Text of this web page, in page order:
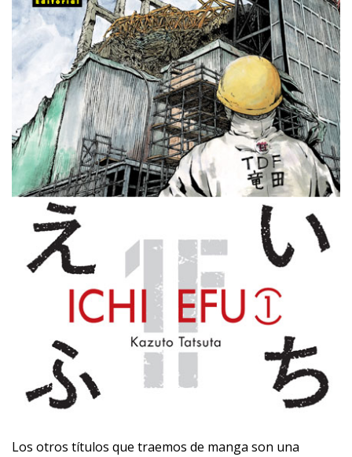
Los otros títulos que traemos de manga son una